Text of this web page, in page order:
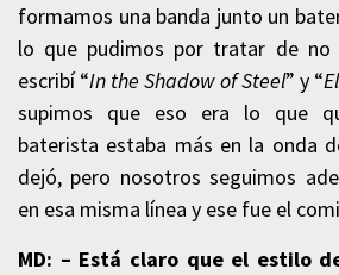
formamos una banda junto un
lo que pudimos por tratar de no
escribí “In the Shadow of Steel” y “
supimos que eso era lo que
baterista estaba más en la onda
dejó, pero nosotros seguimos
en esa misma línea y ese fue el
MD: – Está claro que el estilo